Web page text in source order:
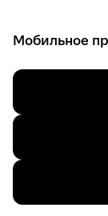
Мобильное